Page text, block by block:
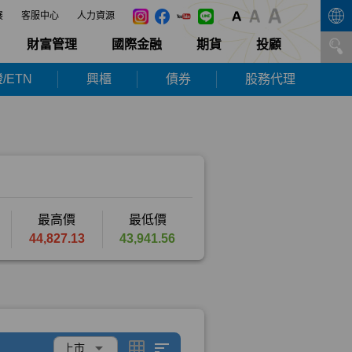
客服中心 人力資源
財富管理 國際金融 期貨 投顧
ETN 興櫃 債券 股務代理